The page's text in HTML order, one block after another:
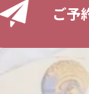
ご予